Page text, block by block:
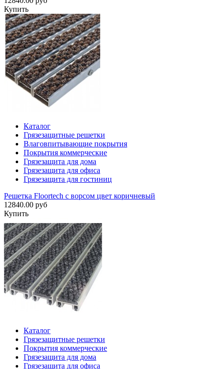
Купить
Каталог
Грязезащитные решетки
Влаговпитывающие покрытия
Покрытия коммерческие
Грязезащита для дома
Грязезащита для офиса
Грязезащита для гостиниц
Решетка Floortech с ворсом цвет коричневый
12840.00 руб
Купить
Каталог
Грязезащитные решетки
Покрытия коммерческие
Грязезащита для дома
Грязезащита для офиса